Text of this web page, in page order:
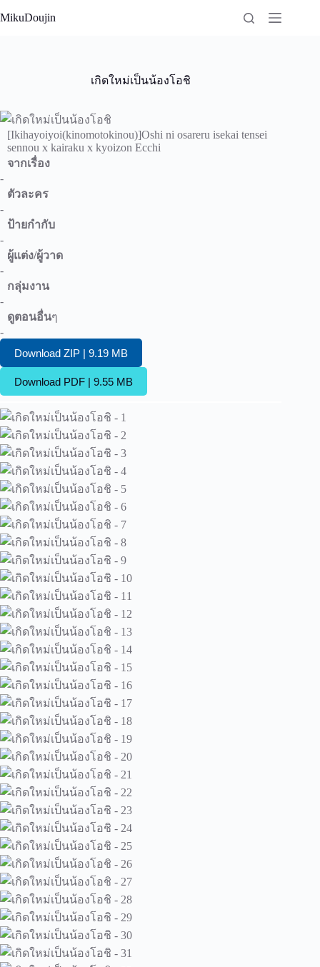
to
MikuDoujin
เกิดใหม่เป็นน้องโอชิ
[Ikihayoiyoi(kinomotokinou)]Oshi ni osareru isekai tensei
sennou x kairaku x kyoizon Ecchi
จากเรื่อง
-
ตัวละคร
-
ป้ายกำกับ
-
ผู้แต่ง/ผู้วาด
-
กลุ่มงาน
-
ดูตอนอื่นๆ
-
Download ZIP | 9.19 MB
Download PDF | 9.55 MB